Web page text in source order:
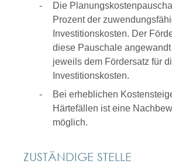
Die
Prozent der
Investitionskosten. Der
diese Pauschale
jeweils dem Fördersatz für
Investitionskosten.
Bei erheblichen
Härtefällen ist eine
möglich.
ZUSTÄNDIGE STELLE